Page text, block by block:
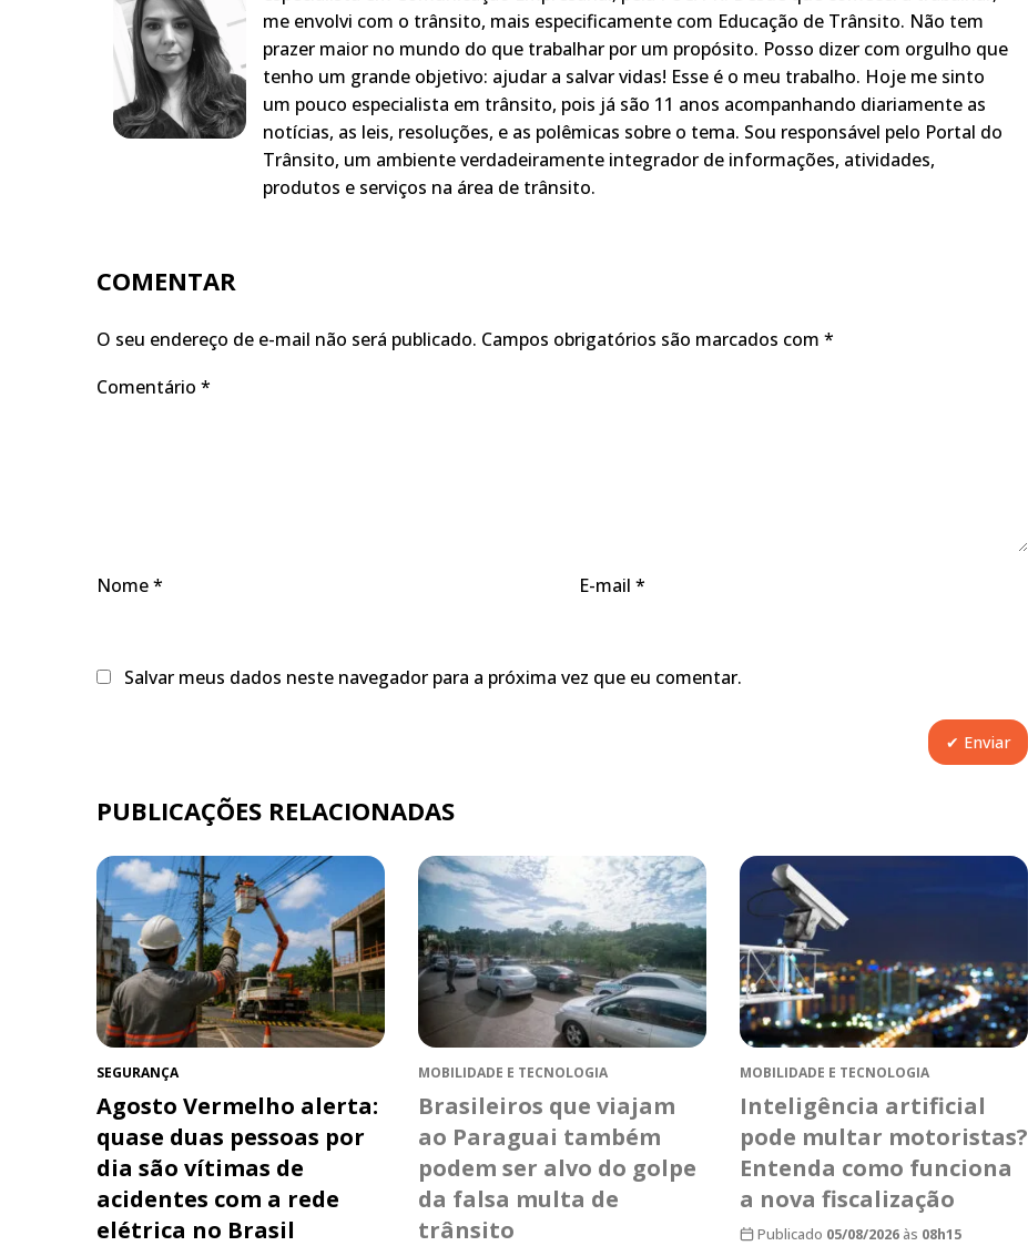
me envolvi com o trânsito, mais especificamente com Educação de Trânsito. Não tem
prazer maior no mundo do que trabalhar por um propósito. Posso dizer com orgulho que
tenho um grande objetivo: ajudar a salvar vidas! Esse é o meu trabalho. Hoje me sinto
um pouco especialista em trânsito, pois já são 11 anos acompanhando diariamente as
notícias, as leis, resoluções, e as polêmicas sobre o tema. Sou responsável pelo Portal do
Trânsito, um ambiente verdadeiramente integrador de informações, atividades,
produtos e serviços na área de trânsito.
COMENTAR
O seu endereço de e-mail não será publicado. Campos obrigatórios são marcados com *
Comentário *
Nome* E-mail *
Salvar meus dados neste navegador para a próxima vez que eu comentar.
PUBLICAÇÕES RELACIONADAS
SEGURANÇA
Agosto Vermelho alerta:
quase duas pessoas por
dia são vítimas de
acidentes com a rede
elétrica no Brasil
MOBILIDADE E TECNOLOGIA
Brasileiros que viajam
ao Paraguai também
podem ser alvo do golpe
da falsa multa de
trânsito
MOBILIDADE E TECNOLOGIA
Inteligência artificial
pode multar motoristas?
Entenda como funciona
a nova fiscalização
Publicado 05/08/2026às 08h15